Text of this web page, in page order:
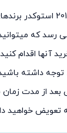
اینه بغل موهاوی 2011
که میتوانید
آنها اقدام
توجه داشته
از مدت زمان
تعویض خواهید